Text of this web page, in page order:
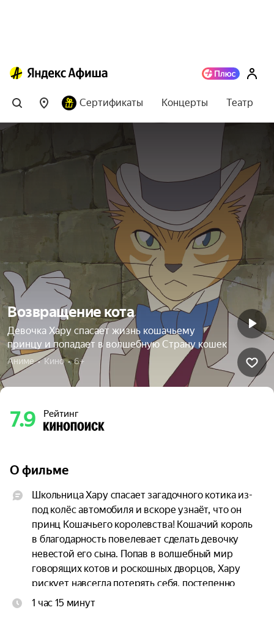
Сертификаты Концерты Театр
Возвращение кота
Девочка Хару спасает жизнь кошачьему
принцу и попадает в волшебную Страну кошек
Аниме  •  Кино  •  6+
7.9 Рейтинг
О фильме
Школьница Хару спасает загадочного котика из-
под колёс автомобиля и вскоре узнаёт, что он
принц Кошачьего королевства! Кошачий король
в благодарность повелевает сделать девочку
невестой его сына. Попав в волшебный мир
говорящих котов и роскошных дворцов, Хару
рискует навсегда потерять себя, постепенно
превращаясь в кошку. С помощью
1 час 15 минут